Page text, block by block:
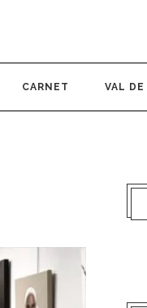
CARNET VAL DE